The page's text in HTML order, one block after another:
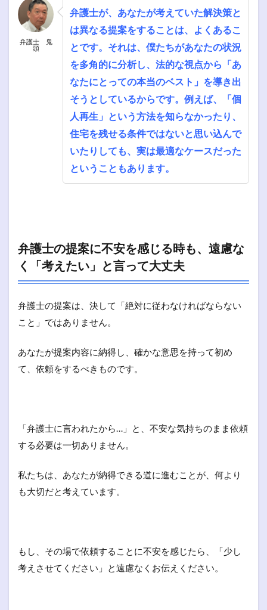
弁護士 鬼
頭
弁護士が、あなたが考えていた解決策と
は異なる提案をすることは、よくあるこ
とです。それは、僕たちがあなたの状況
を多角的に分析し、法的な視点から「あ
なたにとっての本当のベスト」を導き出
そうとしているからです。例えば、「個
人再生」という方法を知らなかったり、
住宅を残せる条件ではないと思い込んで
いたりしても、実は最適なケースだった
ということもあります。
弁護士の提案に不安を感じる時も、遠慮な
く「考えたい」と言って大丈夫
弁護士の提案は、決して「絶対に従わなければならない
こと」ではありません。
あなたが提案内容に納得し、確かな意思を持って初め
て、依頼をするべきものです。
「弁護士に言われたから…」と、不安な気持ちのまま依頼
する必要は一切ありません。
私たちは、あなたが納得できる道に進むことが、何より
も大切だと考えています。
もし、その場で依頼することに不安を感じたら、「少し
考えさせてください」と遠慮なくお伝えください。